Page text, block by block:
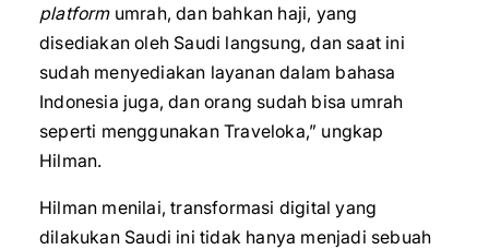
platformumrah, dan bahkan haji, yang
disediakan oleh Saudi langsung, dan saat ini
sudah menyediakan layanan dalam bahasa
Indonesia juga, dan orang sudah bisa umrah
seperti menggunakan Traveloka,” ungkap
Hilman.
Hilman menilai, transformasi digital yang
dilakukan Saudi ini tidak hanya menjadi sebuah